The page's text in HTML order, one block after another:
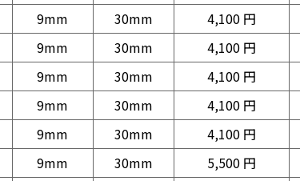
9mm 30mm 4,100 円
9mm 30mm 4,100 円
9mm 30mm 4,100 円
9mm 30mm 4,100 円
9mm 30mm 4,100 円
9mm 30mm 5,500 円